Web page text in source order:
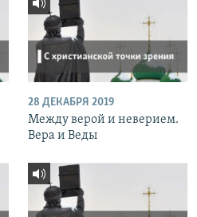
28 ДЕКАБРЯ 2019
Между верой и неверием.
Вера и Веды